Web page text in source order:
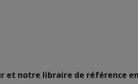
et notre libraire de référence en